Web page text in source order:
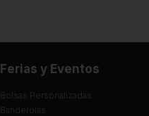
Ferias y Eventos
Bolsas Personalizadas
Banderolas